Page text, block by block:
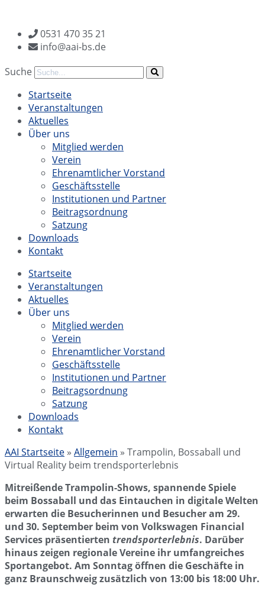
wechseln0531 470 35 21
info@aai-bs.de
Suche
Startseite
Veranstaltungen
Aktuelles
Über uns
Mitglied werden
Verein
Ehrenamtlicher Vorstand
Geschäftsstelle
Institutionen und Partner
Beitragsordnung
Satzung
Downloads
Kontakt
Startseite
Veranstaltungen
Aktuelles
Über uns
Mitglied werden
Verein
Ehrenamtlicher Vorstand
Geschäftsstelle
Institutionen und Partner
Beitragsordnung
Satzung
Downloads
Kontakt
AAI Startseite » Allgemein » Trampolin, Bossaball und
Virtual Reality beim trendsporterlebnis
Mitreißende Trampolin-Shows, spannende Spiele
beim Bossaball und das Eintauchen in digitale Welten
erwarten die Besucherinnen und Besucher am 29.
und 30. September beim von Volkswagen Financial
Services präsentierten trendsporterlebnis. Darüber
hinaus zeigen regionale Vereine ihr umfangreiches
Sportangebot. Am Sonntag öffnen die Geschäfte in
ganz Braunschweig zusätzlich von 13:00 bis 18:00 Uhr.